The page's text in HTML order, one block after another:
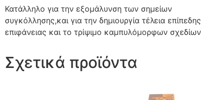
Κατάλληλο για την εξομάλυνση των σημείων
συγκόλλησης,και για την δημιουργία τέλεια επίπεδης
επιφάνειας και το τρίψιμο καμπυλόμορφων σχεδίων
Σχετικά προϊόντα